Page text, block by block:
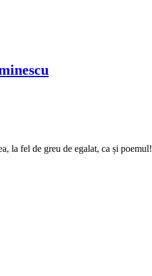
la fel de greu de egalat, ca și poemul!